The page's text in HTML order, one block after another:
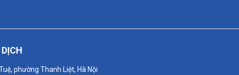
phường Thanh Liệt, Hà Nội